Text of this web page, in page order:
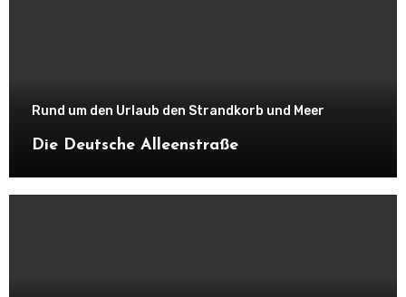
Rund um den Urlaub den Strandkorb und Meer
Die Deutsche Alleenstraße